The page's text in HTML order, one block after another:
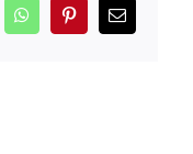
WhatsAppPinterestCorreo
electrónico